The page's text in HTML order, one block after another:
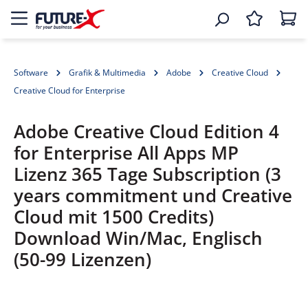
Software Grafik & Multimedia Adobe
Creative Cloud
Creative Cloud for Enterprise
Adobe Creative Cloud Edition 4
for Enterprise All Apps MP
Lizenz 365 Tage Subscription (3
years commitment und Creative
Cloud mit 1500 Credits)
Download Win/Mac, Englisch
(50-99 Lizenzen)